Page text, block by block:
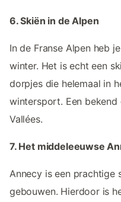
6. Skiën in de Alpen
In de Franse Alpen heb
winter. Het is echt een
dorpjes die helemaal in
wintersport. Een
Vallées.
7. Het middeleeuwse
Annecy is een prachtige
gebouwen. Hierdoor is